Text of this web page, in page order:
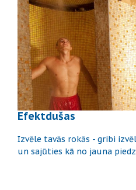
Efektdušas
Izvēle tavās rokās - gribi
un sajūties kā no jauna